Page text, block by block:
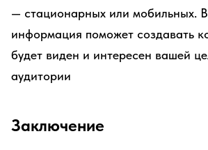
— стационарных или мобильных.
информация поможет создавать
будет виден и интересен вашей
аудитории
Заключение